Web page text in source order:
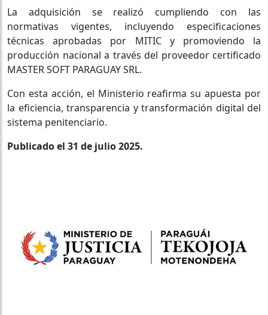
La adquisición se realizó cumpliendo con las
normativas vigentes, incluyendo especificaciones
técnicas aprobadas por MITIC y promoviendo la
producción nacional a través del proveedor certificado
MASTER SOFT PARAGUAY SRL.
Con esta acción, el Ministerio reafirma su apuesta por
la eficiencia, transparencia y transformación digital del
sistema penitenciario.
Publicado el 31 de julio 2025.